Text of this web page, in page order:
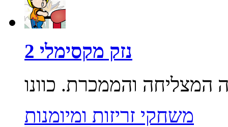
נזק מקסימלי 2
משחקי זריזות ומיומנות